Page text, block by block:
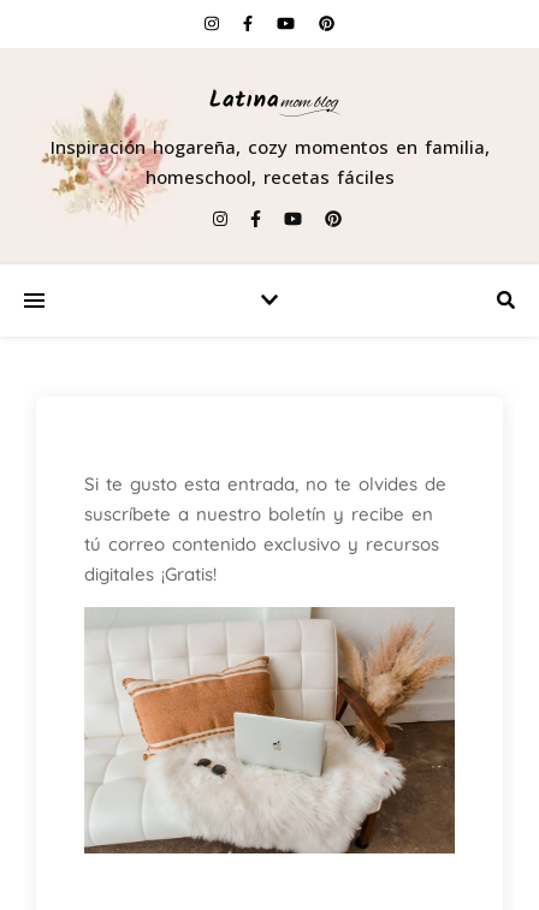
Inspiración hogareña, cozy momentos en familia,
homeschool, recetas fáciles
Si te gusto esta entrada, no te olvides de
suscríbete a nuestro boletín y recibe en
tú correo contenido exclusivo y recursos
digitales ¡Gratis!